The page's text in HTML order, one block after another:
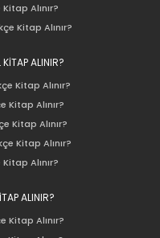
Alınır?
Kitap Alınır?
ALINIR?
Kitap Alınır?
Kitap Alınır?
Kitap Alınır?
Kitap Alınır?
Alınır?
ALINIR?
Kitap Alınır?